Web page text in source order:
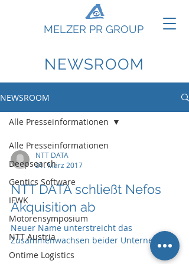
MELZER PR GROUP
NEWSROOM
NEWSROOM
Alle Presseinformationen
Deepsearch
Gentics Software
IFWK
Motorensymposium
NTT Austria
Ontime Logistics
Alle Presseinformationen
NTT DATA
31. März 2017
NTT DATA schließt Nefos
Akquisition ab
Neuer Name unterstreicht das
Zusammenwachsen beider Unternehmen